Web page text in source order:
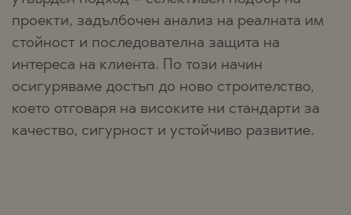
проекти, задълбочен анализ на реалната им
стойност и последователна защита на
интереса на клиента. По този начин
осигуряваме достъп до ново строителство,
което отговаря на високите ни стандарти за
качество, сигурност и устойчиво развитие.